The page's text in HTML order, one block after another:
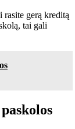
rasite gerą kreditą
tai gali